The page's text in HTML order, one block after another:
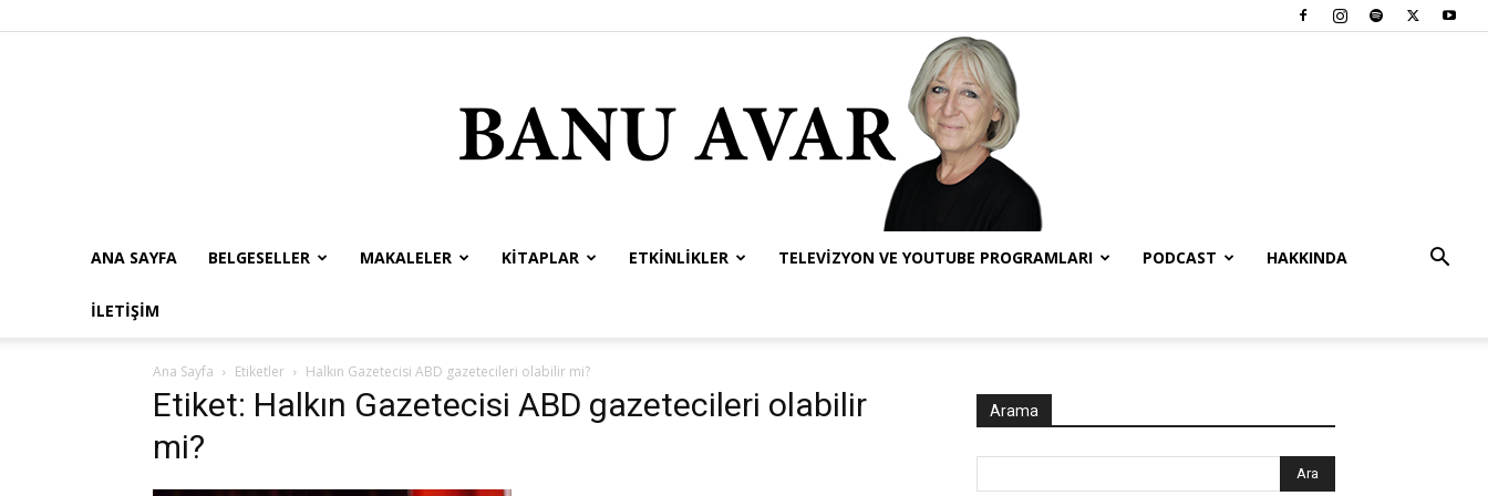
ANA SAYFA BELGESELLER MAKALELER KITAPLAR ETKINLIKLER TELEVIZYON VE YOUTUBE PROGRAMLARI PODCAST HAKKINDA
İLETIŞIM
Ana Sayfa Etiketler Halkın Gazetecisi ABD gazetecileri olabilir mi?
Etiket: Halkın Gazetecisi ABD gazetecileri olabilir
mi?
Arama